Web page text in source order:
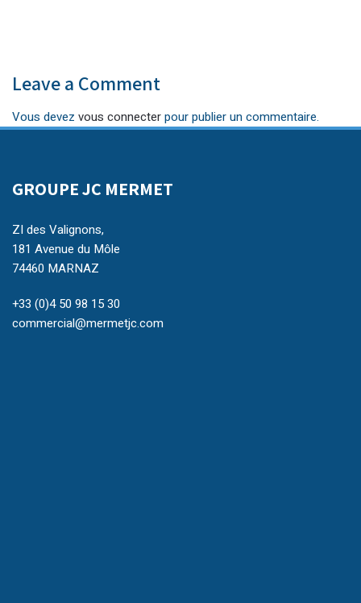
Leave a Comment
Vous devez vous connecterpour publier un commentaire.
GROUPE JC MERMET
ZI des Valignons,
181 Avenue du Môle
74460 MARNAZ
+33 (0)4 50 98 15 30
commercial@mermetjc.com